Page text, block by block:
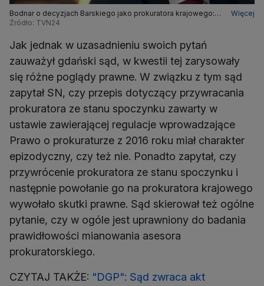
Bodnar o decyzjach Barskiego jako prokuratora krajowego:
pozostają w mocy
Więcej
Źródło: TVN24
Jak jednak w uzasadnieniu swoich pytań
zauważył gdański sąd, w kwestii tej zarysowały
się różne poglądy prawne. W związku z tym sąd
zapytał SN, czy przepis dotyczący przywracania
prokuratora ze stanu spoczynku zawarty w
ustawie zawierającej regulacje wprowadzające
Prawo o prokuraturze z 2016 roku miał charakter
epizodyczny, czy też nie. Ponadto zapytał, czy
przywrócenie prokuratora ze stanu spoczynku i
następnie powołanie go na prokuratora krajowego
wywołało skutki prawne. Sąd skierował też ogólne
pytanie, czy w ogóle jest uprawniony do badania
prawidłowości mianowania asesora
prokuratorskiego.
CZYTAJ TAKŻE: "DGP": Sąd zwraca akt